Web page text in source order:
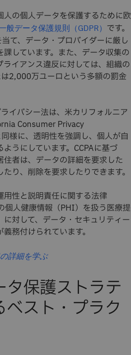
の個人データを保護するために欧
般データ保護規則（GDPR） です。
て、データ・プロバイダーに厳し
しています。また、データ収集の
イアンス違反に対しては、組織の
2,000万ユーロという多額の罰金
イバシー法は、米カリフォルニア
Consumer Privacy
様に、透明性を強調し、個人が自
うにしています。CCPAに基づ
住者は、データの詳細を要求した
り、削除を要求したりできます。
用性と説明責任に関する法律
個人健康情報（PHI）を扱う医療提
対して、データ・セキュリティー
務付けられています。
詳細を学ぶ
タ保護ストラテ
スト・プラク